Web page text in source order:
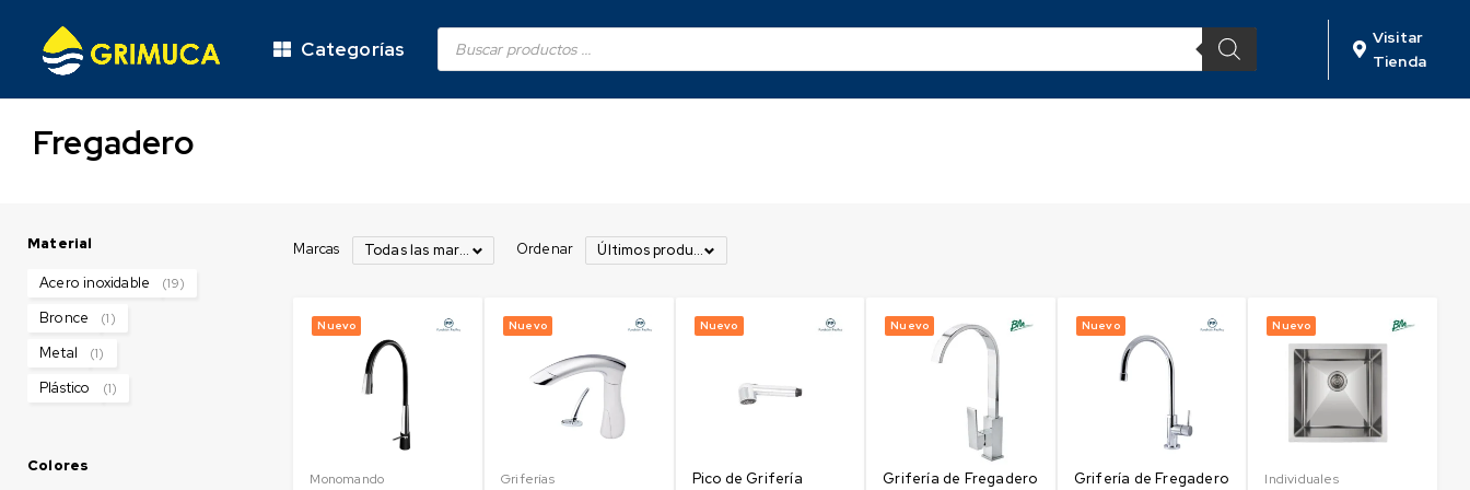
Categorías
Visitar
Tienda
Fregadero
Material
Acero inoxidable (19)
Bronce (1)
Metal (1)
Plástico (1)
Colores
Marcas Todas las marcas Ordenar Últimos productos
Nuevo
Monomando
Nuevo
Griferías
Nuevo
Pico de Grifería
Nuevo
Grifería de Fregadero
Nuevo
Grifería de Fregadero
Nuevo
Individuales